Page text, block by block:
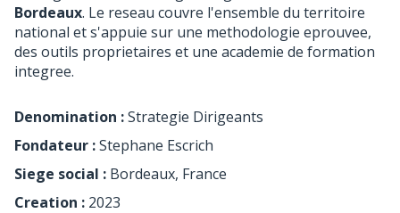
Bordeaux. Le reseau couvre l'ensemble du territoire
national et s'appuie sur une methodologie eprouvee,
des outils proprietaires et une academie de formation
integree.
Denomination :Strategie Dirigeants
Fondateur :Stephane Escrich
Siege social : Bordeaux, France
Creation : 2023